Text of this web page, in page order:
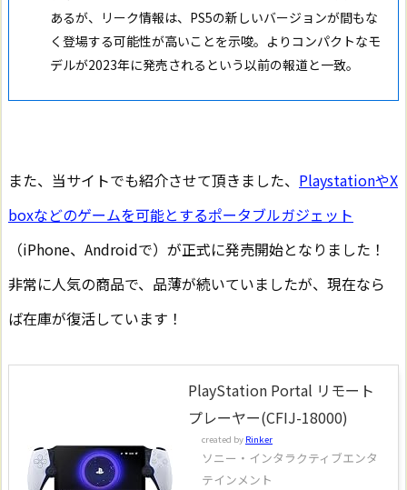
あるが、リーク情報は、PS5の新しいバージョンが間もな
く登場する可能性が高いことを示唆。よりコンパクトなモ
デルが2023年に発売されるという以前の報道と一致。
また、当サイトでも紹介させて頂きました、 PlaystationやX
boxなどのゲームを可能とするポータブルガジェット
（iPhone、Androidで）が正式に発売開始となりました！
非常に人気の商品で、品薄が続いていましたが、現在なら
ば在庫が復活しています！
PlayStation Portal リモート
プレーヤー(CFIJ-18000)
created by Rinker
ソニー・インタラクティブエンタ
テインメント